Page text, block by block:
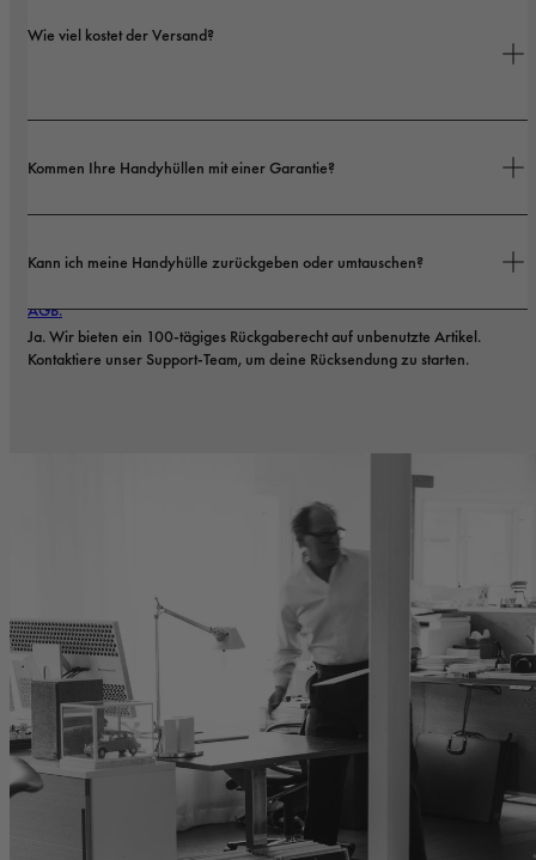
Optionen von schlanken Profilen bis hin zu besonders robusten
Wie viel kostet der Versand?
Details findest du in unserer Versandrichtlinie.
Kommen Ihre Handyhüllen mit einer Garantie?
innerhalb der ersten 12 Monate Material- oder Verarbeitungsfehler
AGB.
Kann ich meine Handyhülle zurückgeben oder umtauschen?
Ja. Wir bieten ein 100-tägiges Rückgaberecht auf unbenutzte Artikel.
Kontaktiere unser Support-Team, um deine Rücksendung zu starten.